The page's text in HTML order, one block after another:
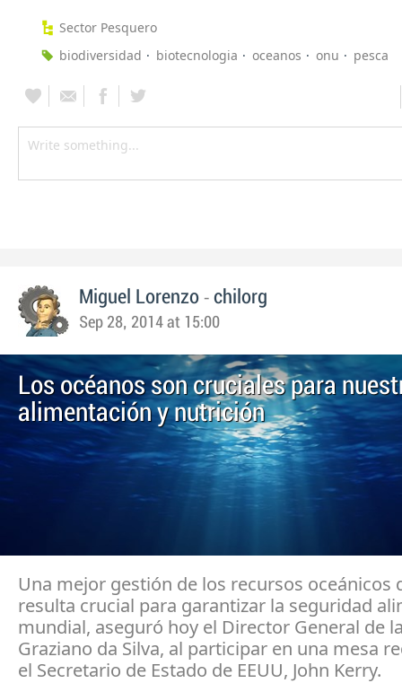
Sector Pesquero
biodiversidad
biotecnologia oceanos onu pesca
Miguel Lorenzo - chilorg
Sep 28, 2014 at 15:00
Los océanos son cruciales para
alimentación y nutrición
Una mejor gestión de los recursos oceánicos
resulta crucial para garantizar la seguridad
mundial, aseguró hoy el Director General de la
Graziano da Silva, al participar en una mesa
el Secretario de Estado de EEUU, John Kerry.